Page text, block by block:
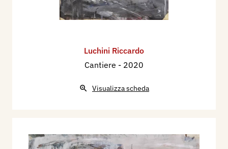
Luchini Riccardo
Cantiere - 2020
Visualizza scheda